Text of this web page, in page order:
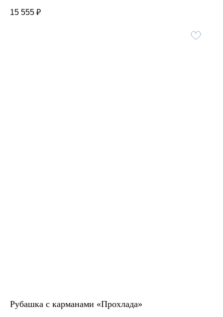
15 555 ₽
Рубашка с карманами «Прохлада»